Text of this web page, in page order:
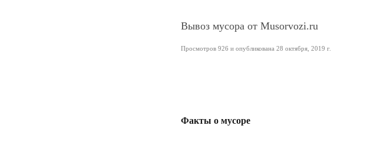
Вывоз мусора от Musorvozi.ru
Просмотров 926 и опубликована 28 октября, 2019 г.
Факты о мусоре